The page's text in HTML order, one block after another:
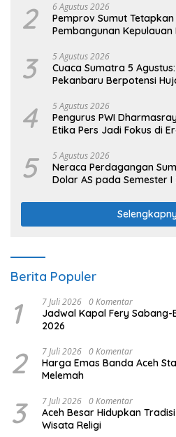
2 6 Agustus 2026
Pemprov Sumut
Pembangunan Kepulauan
3 5 Agustus 2026
Cuaca Sumatra 5
Pekanbaru Berpotensi
4 5 Agustus 2026
Pengurus PWI
Etika Pers Jadi Fokus di
5 5 Agustus 2026
Neraca Perdagangan
Dolar AS pada Semester I
Berita Populer
1 7 Juli 2026 0 Komentar
Jadwal Kapal Fery Sabang-
2026
2 7 Juli 2026 0 Komentar
Harga Emas Banda Aceh
Melemah
3 7 Juli 2026 0 Komentar
Aceh Besar Hidupkan
Wisata Religi